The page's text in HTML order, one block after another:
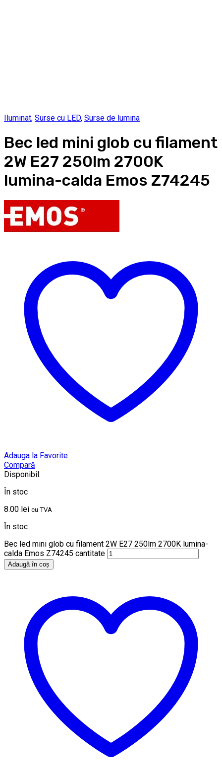
Iluminat, Surse cu LED, Surse de lumina
Bec led mini glob cu filament
2W E27 250lm 2700K
lumina-calda Emos Z74245
Adauga la Favorite
Compară
Disponibil:
În stoc
8.00 lei cu TVA
În stoc
Bec led mini glob cu filament 2W E27 250lm 2700K lumina-
calda Emos Z74245 cantitate
Adaugă în coș